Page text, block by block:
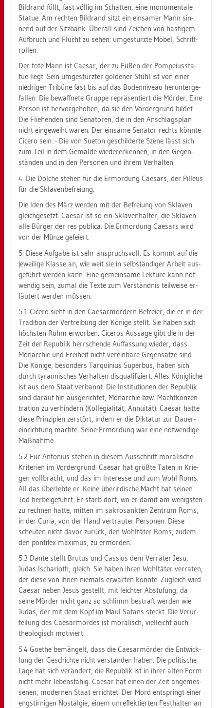
Bild­rand füllt, fast völ­lig im Schat­ten, eine mo­nu­men­ta­le
Sta­tue. Am rech­ten Bild­rand sitzt ein ein­sa­mer Mann sin­
nend auf der Sitz­bank. Über­all sind Zei­chen von has­ti­gem
Auf­bruch und Flucht zu sehen: um­ge­stürz­te Möbel, Schrift­
rol­len.
Der tote Mann ist Cae­sar, der zu Füßen der Pom­pei­us­sta­
tue liegt. Sein um­ge­stürz­ter gol­de­ner Stuhl ist von einer
nied­ri­gen Tri­bü­ne fast bis auf das Bo­den­ni­veau her­un­ter­ge­
fal­len. Die be­waff­ne­te Grup­pe re­prä­sen­tiert die Mör­der. Eine
Per­son ist her­vor­ge­ho­ben, da sie den Vor­der­grund bil­det.
Die Flie­hen­den sind Se­na­to­ren, die in den An­schlags­plan
nicht ein­ge­weiht waren. Der ein­sa­me Se­na­tor rechts könn­te
Ci­ce­ro sein. - Die von Sue­ton ge­schil­der­te Szene lässt sich
zum Teil in dem Ge­mäl­de wie­der­er­ken­nen, in den Ge­gen­
stän­den und in den Per­so­nen und ihrem Ver­hal­ten.
4. Die Dol­che ste­hen für die Er­mor­dung Cae­sars, der Pil­leus
für die Skla­ven­be­frei­ung.
Die Iden des März wer­den mit der Be­frei­ung von Skla­ven
gleich­ge­setzt. Cae­sar ist so ein Skla­ven­hal­ter, die Skla­ven
alle Bür­ger der res pu­bli­ca. Die Er­mor­dung Cae­sars wird
von der Münze ge­fei­ert.
5. Diese Auf­ga­be ist sehr an­spruchs­voll. Es kommt auf die
je­wei­li­ge Klas­se an, wie weit sie in selb­stän­di­ger Ar­beit aus­
ge­führt wer­den kann. Eine ge­mein­sa­me Lek­tü­re kann not­
wen­dig sein, zumal die Texte zum Ver­ständ­nis teil­wei­se er­
läu­tert wer­den müs­sen.
5.1 Ci­ce­ro sieht in den Cae­s­ar­mör­dern Be­frei­er, die er in der
Tra­di­ti­on der Ver­trei­bung der Kö­ni­ge stellt. Sie haben sich
höchs­ten Ruhm er­wor­ben. Ci­ce­ros Aus­sa­ge gibt die in der
Zeit der Re­pu­blik herr­schen­de Auf­fas­sung wie­der, dass
Mon­ar­chie und Frei­heit nicht ver­ein­ba­re Ge­gen­sät­ze sind.
Die Kö­ni­ge, be­son­ders Tar­qui­ni­us Su­per­bus, haben sich
durch ty­ran­ni­sches Ver­hal­ten dis­qua­li­fi­ziert. Alles Kö­nig­li­che
ist aus dem Staat ver­bannt. Die In­sti­tu­tio­nen der Re­pu­blik
sind dar­auf hin aus­ge­rich­tet, Mon­ar­chie bzw. Macht­kon­zen­
tra­ti­on zu ver­hin­dern (Kol­le­gia­li­tät, An­nui­tät). Cae­sar hatte
diese Prin­zi­pi­en zer­stört, indem er die Dik­ta­tur zur Dau­er­
ein­rich­tung mach­te. Seine Er­mor­dung war eine not­wen­di­ge
Maß­nah­me.
5.2 Für An­to­ni­us ste­hen in die­sem Aus­schnitt mo­ra­li­sche
Kri­te­ri­en im Vor­der­grund. Cae­sar hat größ­te Taten in Krie­
gen voll­bracht, und das im In­ter­es­se und zum Wohl Roms.
All das über­leb­te er. Keine über­ir­di­sche Macht hat sei­nen
Tod her­bei­ge­führt. Er starb dort, wo er damit am we­nigs­ten
zu rech­nen hatte, mit­ten im sa­kro­sank­ten Zen­trum Roms,
in der Curia, von der Hand ver­trau­ter Per­so­nen. Diese
scheu­ten nicht davor zu­rück, den Wohl­tä­ter Roms, zudem
den pon­ti­fex ma­xi­mus, zu er­mor­den.
5.3 Dante stellt Bru­tus und Cas­si­us dem Ver­rä­ter Jesu,
Judas Isch­a­rioth, gleich. Sie haben ihren Wohl­tä­ter ver­ra­ten,
der diese von ihnen nie­mals er­war­ten konn­te. Zu­gleich wird
Cae­sar neben Jesus ge­stellt, mit leich­ter Ab­stu­fung, da
seine Mör­der nicht ganz so schlimm be­straft wer­den wie
Judas, der mit dem Kopf im Maul Sa­tans steckt. Die Ver­ur­
tei­lung des Cae­s­ar­mor­des ist mo­ra­lisch, viel­leicht auch
theo­lo­gisch mo­ti­viert.
5.4 Goe­the be­män­gelt, dass die Cae­s­ar­mör­der die Ent­wick­
lung der Ge­schich­te nicht ver­stan­den haben. Die po­li­ti­sche
Lage hat sich ver­än­dert, die Re­pu­blik ist in ihrer alten Form
nicht mehr le­bens­fä­hig. Cae­sar hat einen der Zeit an­ge­mes­
se­nen, mo­der­nen Staat er­rich­tet. Der Mord ent­springt einer
eng­stir­ni­gen Nost­al­gie, einem un­re­flek­tier­ten Fest­hal­ten an